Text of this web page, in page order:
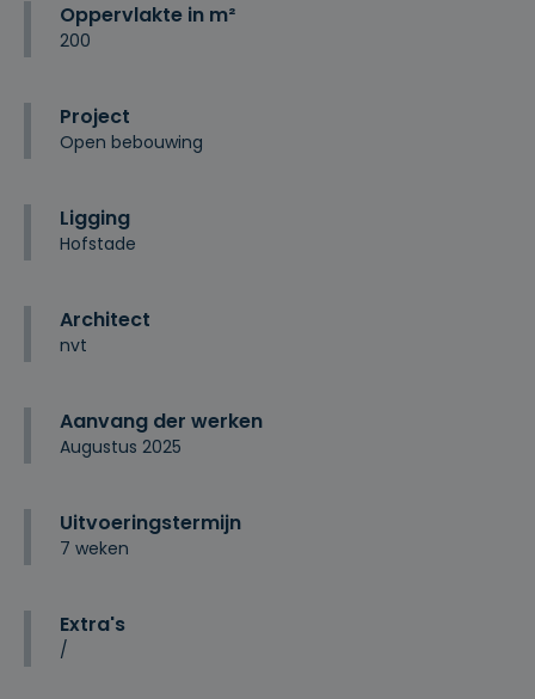
Oppervlakte in m²
200
Project
Open bebouwing
Ligging
Hofstade
Architect
nvt
Aanvang der werken
Augustus 2025
Uitvoeringstermijn
7 weken
Extra's
/